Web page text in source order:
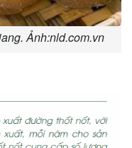
Ảnh:nld.com.vn